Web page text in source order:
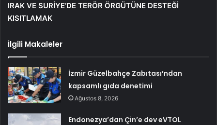
IRAK VE SURİYE’DE TERÖR ÖRGÜTÜNE DESTEĞİ
KISITLAMAK
İlgili Makaleler
İzmir Güzelbahçe Zabıtası’ndan
kapsamlı gıda denetimi
Ağustos 8, 2026
Endonezya’dan Çin’e dev eVTOL